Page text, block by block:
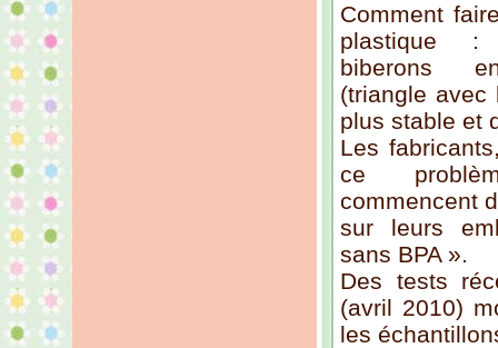
Comment
plastique :
biberons
(triangle
plus stable et
Les
ce
commencent
sur leurs
sans BPA ».
Des tests
(avril 2010)
les